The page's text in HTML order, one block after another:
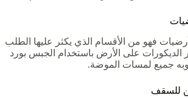
فهو من الأقسام الذي يكثر عليها الطلب
الديكورات على الأرض باستخدام الجبس بورد
جميع لمسات الموضة.
للسقف